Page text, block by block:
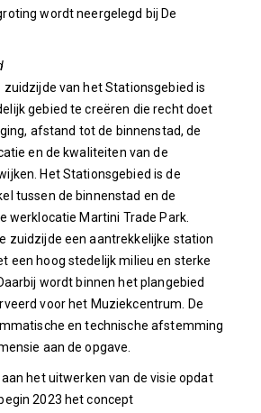
wordt neergelegd bij De
zuidzijde van het Stationsgebied is
gebied te creëren die recht doet
afstand tot de binnenstad, de
en de kwaliteiten van de
Het Stationsgebied is de
tussen de binnenstad en de
werklocatie Martini Trade Park.
zuidzijde een aantrekkelijke station
een hoog stedelijk milieu en sterke
wordt binnen het plangebied
voor het Muziekcentrum. De
en technische afstemming
aan de opgave.
het uitwerken van de visie opdat
2023 het concept